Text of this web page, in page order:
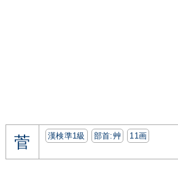
菅 漢検準1級 部首:⾋ 11画